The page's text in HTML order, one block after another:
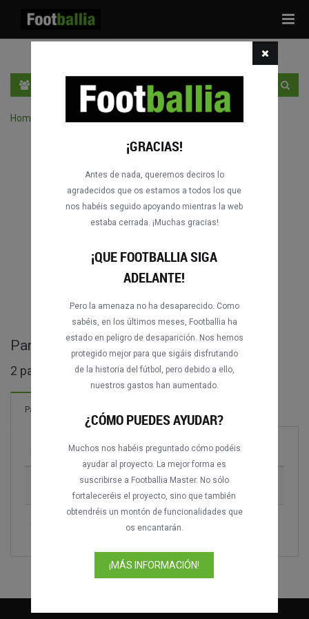
Home
Partidos completos de Girabola
2 partidos encontrados
Partidos
Temporada
1º de Agosto vs. Petro Luanda 2018
CRD do Libolo vs. Petro Luanda
¡GRACIAS!
Antes de nada, queremos deciros lo
agradecidos que os estamos a todos los que
nos habéis seguido apoyando mientras la web
estaba cerrada. ¡Muchas gracias!
¡QUE FOOTBALLIA SIGA
ADELANTE!
Pero la amenaza no ha desaparecido. Como
sabéis, en los últimos meses, Footballia ha
estado en peligro de desaparición. Nos hemos
protegido mejor para que sigáis disfrutando
de la historia del fútbol, pero debido a ello,
nuestros gastos han aumentado.
¿CÓMO PUEDES AYUDAR?
Muchos nos habéis preguntado cómo podéis
ayudar al proyecto. La mejor forma es
suscribirse a Footballia Master. No sólo
fortaleceréis el proyecto, sino que también
obtendréis un montón de funcionalidades que
os encantarán.
¡MÁS INFORMACIÓN!